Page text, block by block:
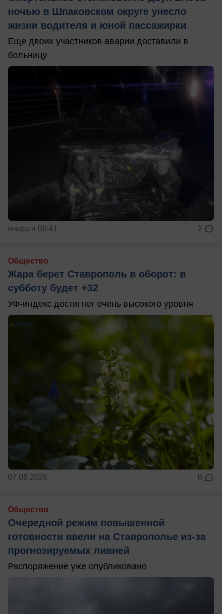
ночью в Шпаковском округе унесло
жизни водителя и юной пассажирки
Еще двоих участников аварии доставили в
больницу
вчера в 08:41 2
Общество
Жара берет Ставрополь в оборот: в
субботу будет +32
УФ-индекс достигнет очень высокого уровня
07.08.2026 0
Общество
Очередной режим повышенной
готовности ввели на Ставрополье из-за
прогнозируемых ливней
Распоряжение уже опубликовано